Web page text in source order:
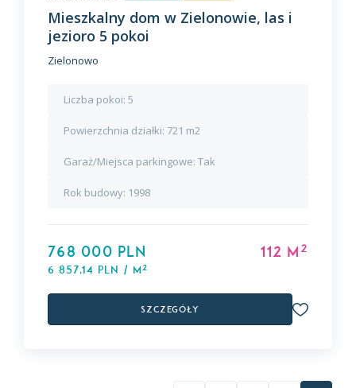
Mieszkalny dom w Zielonowie, las i
jezioro 5 pokoi
Zielonowo
Liczba pokoi: 5
Powierzchnia działki: 721 m2
Garaż/Miejsca parkingowe: Tak
Rok budowy: 1998
768 000 PLN
6 857,14 PLN / m2
112 m 2
Szczegóły